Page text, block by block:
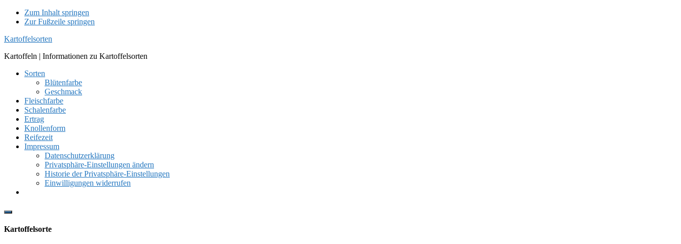
Zum Inhalt springen
Zur Fußzeile springen
Kartoffelsorten
Kartoffeln | Informationen zu Kartoffelsorten
Sorten
Blütenfarbe
Geschmack
Fleischfarbe
Schalenfarbe
Ertrag
Knollenform
Reifezeit
Impressum
Datenschutzerklärung
Privatsphäre-Einstellungen ändern
Historie der Privatsphäre-Einstellungen
Einwilligungen widerrufen
Show
Content
Kartoffelsorte